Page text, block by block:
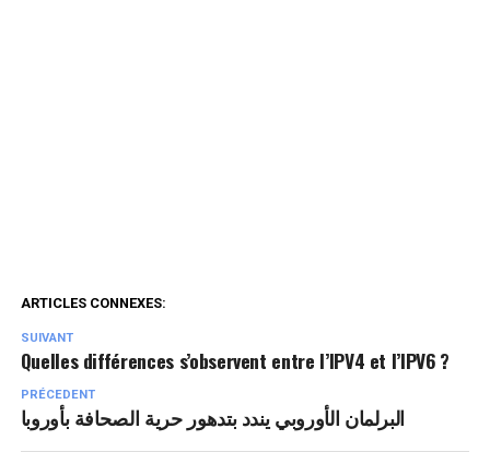
ARTICLES CONNEXES:
SUIVANT
Quelles différences s’observent entre l’IPV4 et l’IPV6 ?
PRÉCEDENT
البرلمان الأوروبي يندد بتدهور حرية الصحافة بأوروبا